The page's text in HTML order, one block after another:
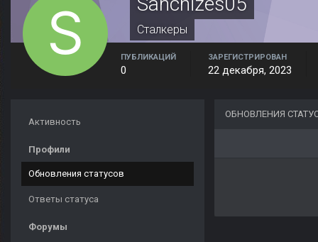
Сталкеры
ПУБЛИКАЦИЙ
0
ЗАРЕГИСТРИРОВАН
22 декабря, 2023
Активность
Профили
Обновления статусов
Ответы статуса
Форумы
ОБНОВЛЕНИЯ